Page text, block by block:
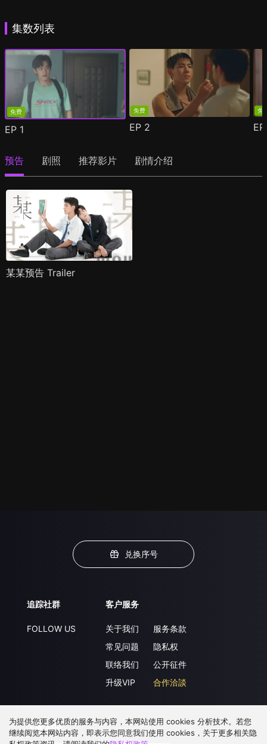
集数列表
免费
EP 1
免费
EP 2
免
预告 剧照 推荐影片 剧情介绍
某某预告 Trailer
兑换序号
追踪社群
FOLLOW US
客户服务
关于我们
常见问题
联络我们
升级VIP
服务条款
隐私权
公开征件
合作洽談
下载 APP
为提供您更多优质的服务与内容，本网站使用 cookies 分析技术。若您
继续阅览本网站内容，即表示您同意我们使用 cookies，关于更多相关隐